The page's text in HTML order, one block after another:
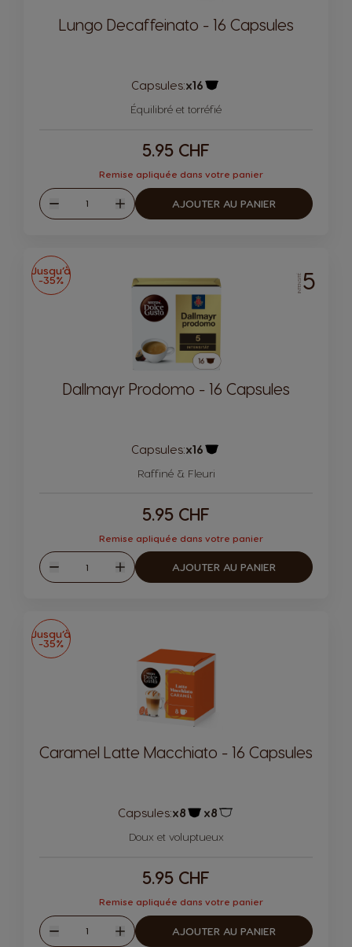
Lungo Decaffeinato - 16 Capsules
Capsules:x16
Équilibré et torréfié
5.95 CHF
Remise apliquée dans votre panier
Diminuer
Quantité
Augmenter
AJOUTER AU PANIER
Jusqu’à
-35% INTENSITÉ5
Dallmayr Prodomo - 16 Capsules
Capsules:x16
Raffiné & Fleuri
5.95 CHF
Remise apliquée dans votre panier
Diminuer
Quantité
Augmenter
AJOUTER AU PANIER
Jusqu’à
-35%
Caramel Latte Macchiato - 16 Capsules
Capsules:x8 x8
Doux et voluptueux
5.95 CHF
Remise apliquée dans votre panier
Diminuer
Quantité
Augmenter
AJOUTER AU PANIER